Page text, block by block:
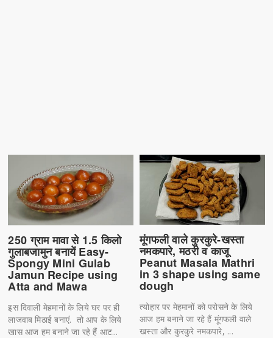
250 ग्राम मावा से 1.5 किलो
गुलाबजामुन बनायें Easy-
Spongy Mini Gulab
Jamun Recipe using
Atta and Mawa
इस दिवाली मेहमानों के लिये घर पर ही
लाजवाब मिठाई बनाएं. तो आप के लिये
खास आज हम बनाने जा रहे हैं आट...
मूंगफली वाले कुरकुरे-खस्ता
नमकपारे, मठरी व काजू
Peanut Masala Mathri
in 3 shape using same
dough
त्योहार पर मेहमानों को परोसने के लिये
आज हम बनाने जा रहे हैं मूंगफली वाले
खस्ता और कुरकुरे नमकपारे, ...